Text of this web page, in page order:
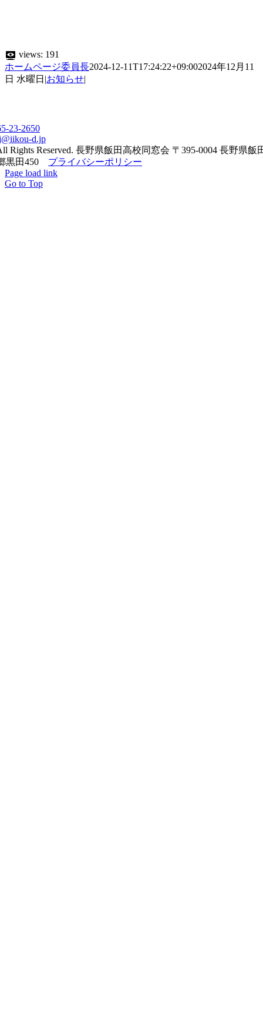
views: 191
ホームページ委員長2024-12-11T17:24:22+09:002024年12月11
日 水曜日 |お知らせ|
23-2650
d.jp
Rights Reserved. 長野県飯田高校同窓会 〒395-0004 長野県飯
黒田450 プライバシーポリシー
Page load link
Go to Top